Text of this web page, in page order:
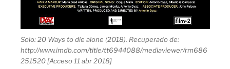
Solo: 20 Ways to die alone (2018). Recuperado de:
http://www.imdb.com/title/tt6944088/mediaviewer/rm686
251520 [Acceso 11 abr 2018]